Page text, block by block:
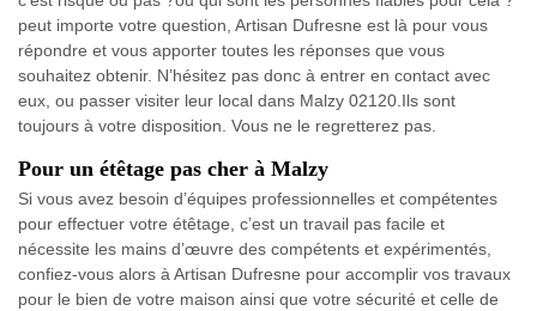
peut importe votre question, Artisan Dufresne est là pour vous
répondre et vous apporter toutes les réponses que vous
souhaitez obtenir. N’hésitez pas donc à entrer en contact avec
eux, ou passer visiter leur local dans Malzy 02120.Ils sont
toujours à votre disposition. Vous ne le regretterez pas.
Pour un étêtage pas cher à Malzy
Si vous avez besoin d’équipes professionnelles et compétentes
pour effectuer votre étêtage, c’est un travail pas facile et
nécessite les mains d’œuvre des compétents et expérimentés,
confiez-vous alors à Artisan Dufresne pour accomplir vos travaux
pour le bien de votre maison ainsi que votre sécurité et celle de